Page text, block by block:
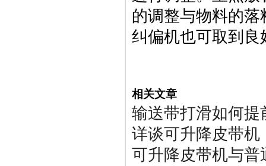
的调整与物料的
纠偏机也可取到良
相关文章
输送带打滑如何提
详谈可升降皮带机
可升降皮带机与